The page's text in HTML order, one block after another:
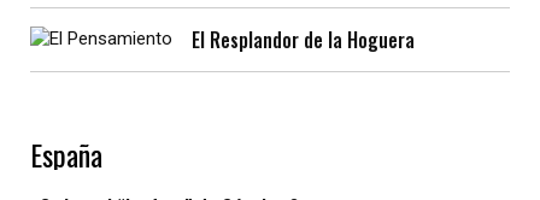
El Resplandor de la Hoguera
España